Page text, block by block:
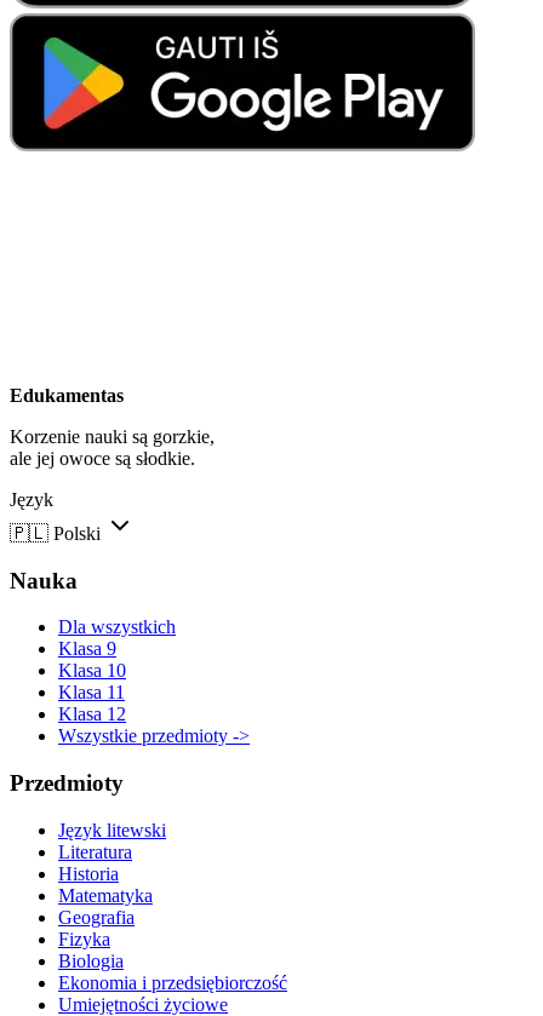
Edukamentas
Korzenie nauki są gorzkie,
ale jej owoce są słodkie.
Język
🇵🇱 Polski
Nauka
Dla wszystkich
Klasa 9
Klasa 10
Klasa 11
Klasa 12
Wszystkie przedmioty ->
Przedmioty
Język litewski
Literatura
Historia
Matematyka
Geografia
Fizyka
Biologia
Ekonomia i przedsiębiorczość
Umiejętności życiowe